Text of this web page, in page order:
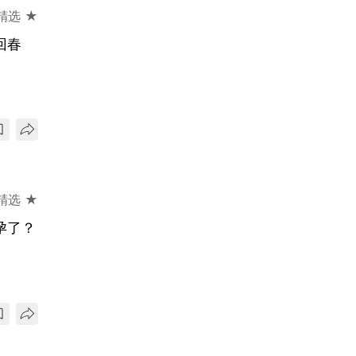
选 ★
春
选 ★
？